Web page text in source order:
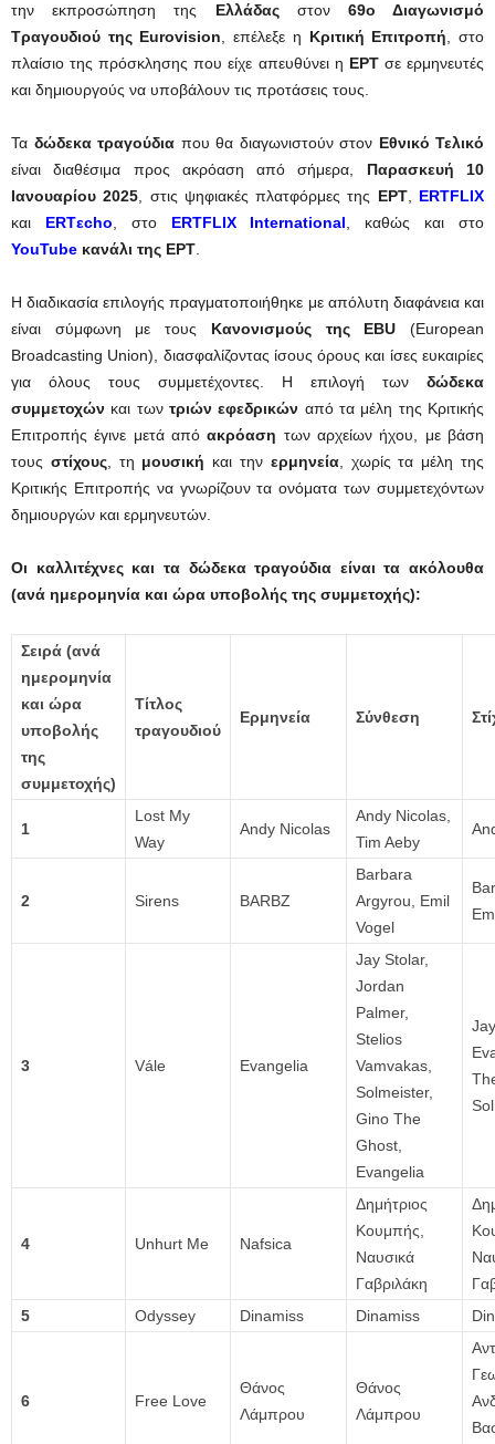
την εκπροσώπηση της Ελλάδαςστον 69ο Διαγωνισμό
Τραγουδιού της Eurovision, επέλεξε η Κριτική Επιτροπή, στο
πλαίσιο της πρόσκλησης που είχε απευθύνει η ΕΡΤσε ερμηνευτές
και δημιουργούς να υποβάλουν τις προτάσεις τους.
Τα δώδεκα τραγούδια που θα διαγωνιστούν στον Εθνικό Τελικό
είναι διαθέσιμα προς ακρόαση από σήμερα, Παρασκευή 10
Ιανουαρίου 2025, στις ψηφιακές πλατφόρμες της ΕΡΤ, ERTFLIX
και ERTεcho, στο ERTFLIX International, καθώς και στο
YouTube κανάλι της ΕΡΤ.
Η διαδικασία επιλογής πραγματοποιήθηκε με απόλυτη διαφάνεια και
είναι σύμφωνη με τους Κανονισμούς της EBU (European
Broadcasting Union), διασφαλίζοντας ίσους όρους και ίσες ευκαιρίες
για όλους τους συμμετέχοντες. Η επιλογή των δώδεκα
συμμετοχών και των τριών εφεδρικών από τα μέλη της Κριτικής
Επιτροπής έγινε μετά απόακρόαση των αρχείων ήχου, με βάση
τους στίχους, τη μουσική και την ερμηνεία, χωρίς τα μέλη της
Κριτικής Επιτροπής να γνωρίζουν τα ονόματα των συμμετεχόντων
δημιουργών και ερμηνευτών.
Οι καλλιτέχνες και τα δώδεκα τραγούδια είναι τα ακόλουθα
(ανά ημερομηνία και ώρα υποβολής της συμμετοχής):
Σειρά (ανά
ημερομηνία
και ώρα
υποβολής
της
συμμετοχής)
Τίτλος
τραγουδιού
Ερμηνεία Σύνθεση
1
Lost My
Way
Andy Nicolas
Andy Nicolas,
Tim Aeby
2 Sirens BARBZ
Barbara
Argyrou, Emil
Vogel
3 Vále Evangelia
Jay Stolar,
Jordan
Palmer,
Stelios
Vamvakas,
Solmeister,
Gino The
Ghost,
Evangelia
4 Unhurt Me Nafsica
Δημήτριος
Κουμπής,
Ναυσικά
Γαβριλάκη
5
Odyssey Dinamiss Dinamiss
6 Free Love
Θάνος
Λάμπρου
Θάνος
Λάμπρου